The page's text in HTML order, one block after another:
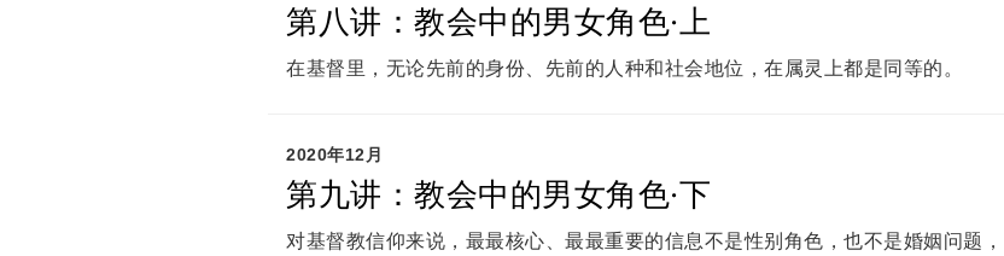
第八讲：教会中的男女角色·上
在基督里，无论先前的身份、先前的人种和社会地位，在属灵上都是同等的。
2020年12月
第九讲：教会中的男女角色·下
对基督教信仰来说，最最核心、最最重要的信息不是性别角色，也不是婚姻问题，